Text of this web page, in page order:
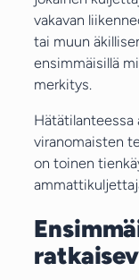
vakavan
tai muun
ensimmäisillä
merkitys.
Hätätilanteessa
viranomaisten
on toinen